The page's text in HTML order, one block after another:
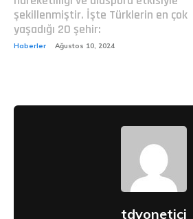
şekillenmiştir. İşte Türklerin en çok
yaşadığı 20 şehir:
Haberler Ağustos 10, 2024
tdyonetici